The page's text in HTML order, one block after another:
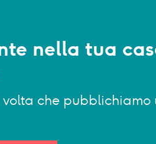
nella tua
che pubblichiamo